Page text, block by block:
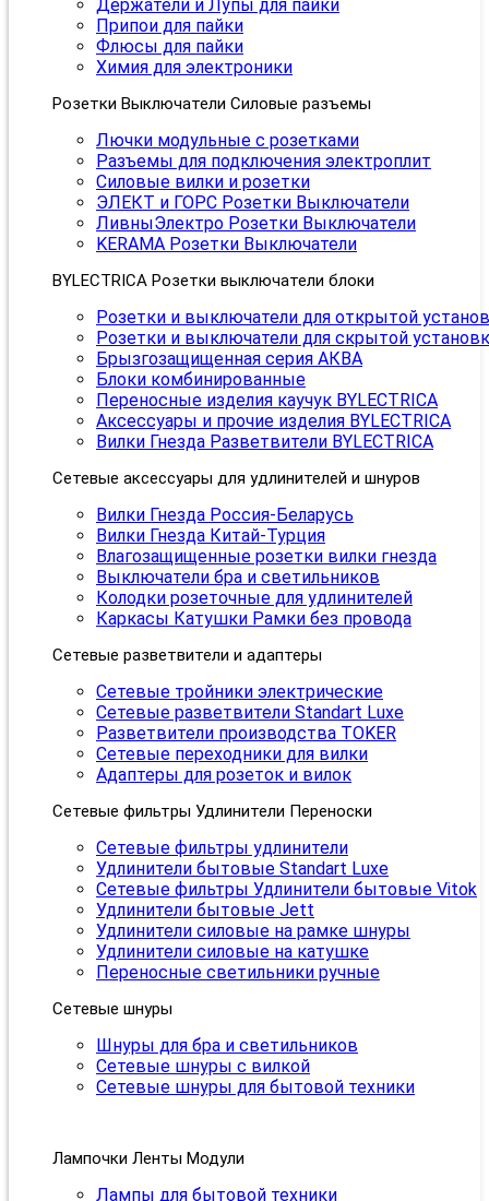
Держатели и Лупы для пайки
Припои для пайки
Флюсы для пайки
Химия для электроники
Розетки Выключатели Силовые разъемы
Лючки модульные с розетками
Разъемы для подключения электроплит
Силовые вилки и розетки
ЭЛЕКТ и ГОРС Розетки Выключатели
ЛивныЭлектро Розетки Выключатели
KERAMA Розетки Выключатели
BYLECTRICA Розетки выключатели блоки
Розетки и выключатели для открытой
Розетки и выключатели для скрытой
Брызгозащищенная серия АКВА
Блоки комбинированные
Переносные изделия каучук BYLECTRICA
Аксессуары и прочие изделия BYLECTRICA
Вилки Гнезда Разветвители BYLECTRICA
Сетевые аксессуары для удлинителей и шнуров
Вилки Гнезда Россия-Беларусь
Вилки Гнезда Китай-Турция
Влагозащищенные розетки вилки гнезда
Выключатели бра и светильников
Колодки розеточные для удлинителей
Каркасы Катушки Рамки без провода
Сетевые разветвители и адаптеры
Сетевые тройники электрические
Сетевые разветвители Standart Luxe
Разветвители производства TOKER
Сетевые переходники для вилки
Адаптеры для розеток и вилок
Сетевые фильтры Удлинители Переноски
Сетевые фильтры удлинители
Удлинители бытовые Standart Luxe
Сетевые фильтры Удлинители бытовые Vitok
Удлинители бытовые Jett
Удлинители силовые на рамке шнуры
Удлинители силовые на катушке
Переносные светильники ручные
Сетевые шнуры
Шнуры для бра и светильников
Сетевые шнуры с вилкой
Сетевые шнуры для бытовой техники
Лампочки Ленты Модули
Лампы для бытовой техники